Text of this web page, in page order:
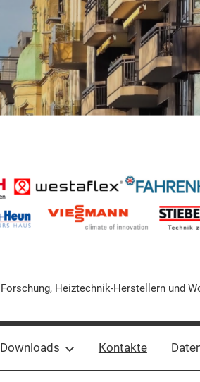
Heiztechnik-Herstellern und
Downloads Kontakte